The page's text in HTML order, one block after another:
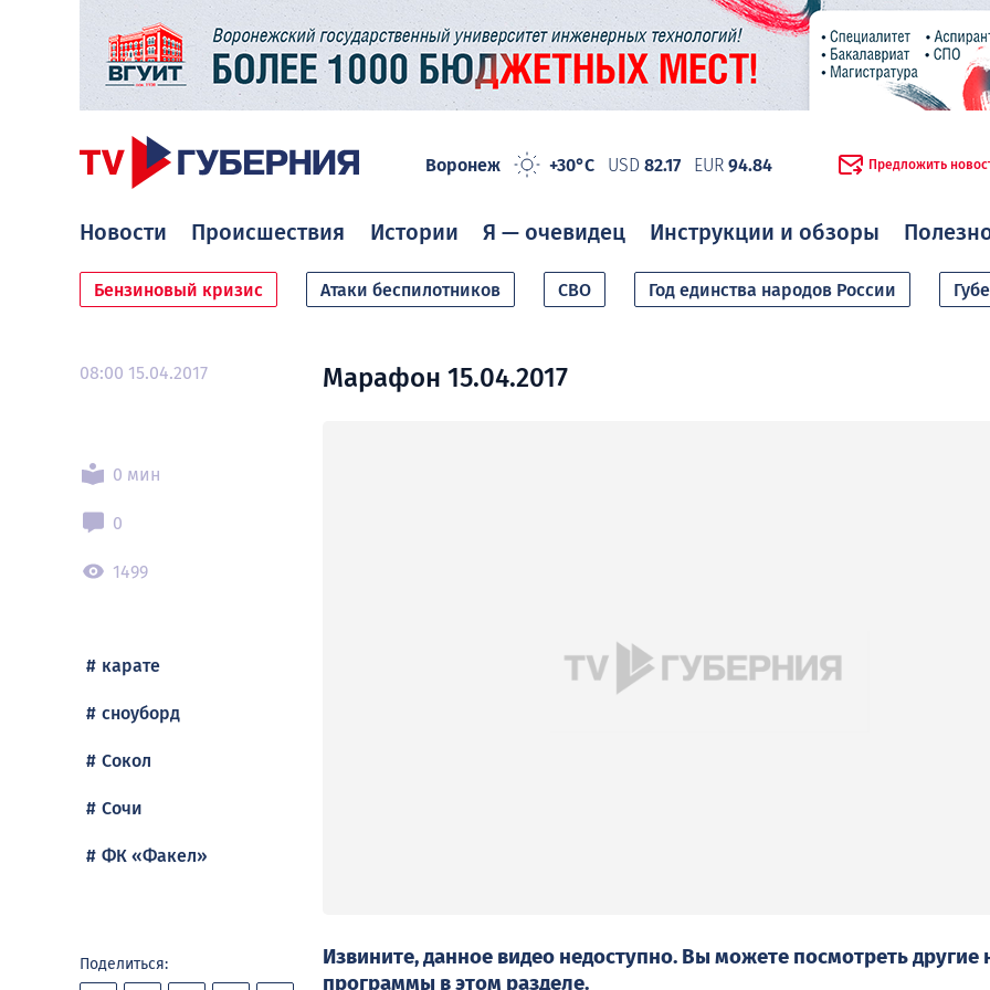
Воронеж +30°C USD 82.17 EUR 94.84 Предложить
Новости Происшествия Истории Я — очевидец Инструкции и обзоры
Бензиновый кризис Атаки беспилотников СВО Год единства народов России
08:00 15.04.2017
0 мин
0
1499
карате
сноуборд
Сокол
Сочи
ФК «Факел»
Поделиться:
Марафон 15.04.2017
Извините, данное видео недоступно. Вы можете посмотреть другие
программы вэтом разделе.